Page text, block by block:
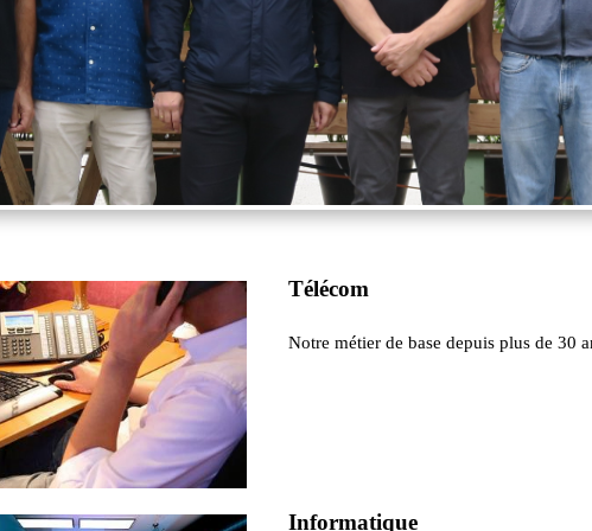
Télécom
Notre métier de base depuis plus de 30
Informatique